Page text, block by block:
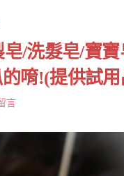
/洗髮皂/寶
唷!(提供試用
言